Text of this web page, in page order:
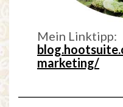
Mein Linktipp:
marketing/